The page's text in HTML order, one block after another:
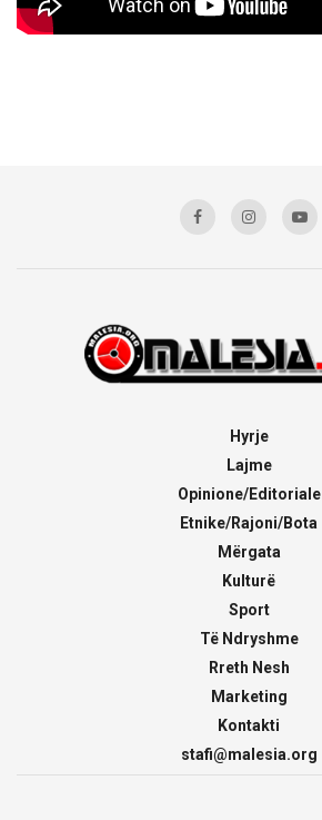
Hyrje
Lajme
Opinione/Editoriale
Etnike/Rajoni/Bota
Mërgata
Kulturë
Sport
Të Ndryshme
Rreth Nesh
Marketing
Kontakti
stafi@malesia.org